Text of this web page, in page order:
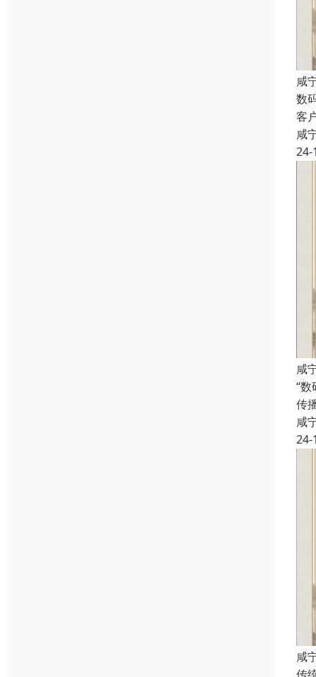
咸
数
客
咸
24-
咸
“
传
咸
24-
咸